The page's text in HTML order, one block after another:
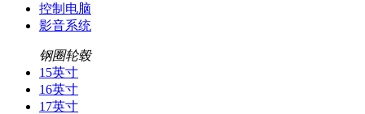
控制电脑
影音系统
钢圈轮毂
15英寸
16英寸
17英寸